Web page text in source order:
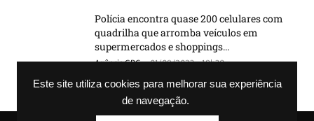
Este site utiliza cookies para melhorar sua experiência
de navegação.
Polícia encontra quase 200 celulares com
quadrilha que arromba veículos em
supermercados e shoppings...
Agência GBC - 01/08/2023 - 18h39